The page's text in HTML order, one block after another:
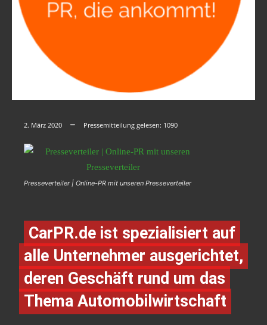
2. März 2020 Pressemitteilung gelesen: 1090
Presseverteiler | Online-PR mit unseren Presseverteiler
CarPR.de ist spezialisiert auf
alle Unternehmer ausgerichtet,
deren Geschäft rund um das
Thema Automobilwirtschaft